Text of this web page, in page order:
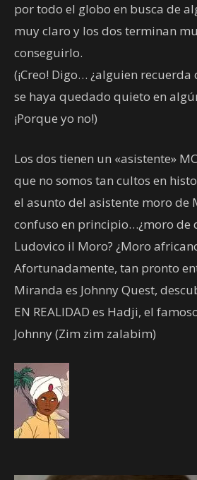
por todo el globo en busca de
muy claro y los dos terminan
conseguirlo.
(¡Creo! Digo… ¿alguien recuerda
se haya quedado quieto en
¡Porque yo no!)
Los dos tienen un «asistente»
que no somos tan cultos en
el asunto del asistente moro de
confuso en principio…¿moro de
Ludovico il Moro? ¿Moro
Afortunadamente, tan pronto
Miranda es Johnny Quest,
EN REALIDAD es Hadji, el
Johnny (Zim zim zalabim)